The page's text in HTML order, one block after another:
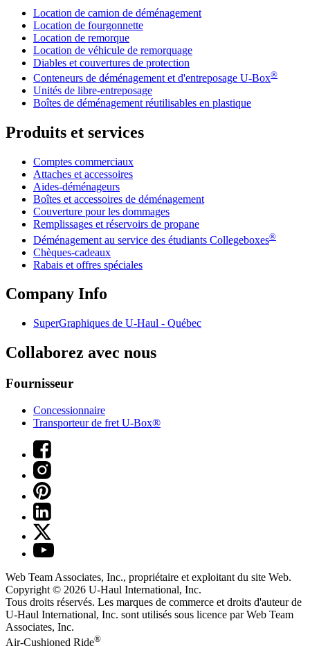
Location de camion de déménagement
Location de fourgonnette
Location de remorque
Location de véhicule de remorquage
Diables et couvertures de protection
Conteneurs de déménagement et d'entreposage U-Box®
Unités de libre-entreposage
Boîtes de déménagement réutilisables en plastique
Produits et services
Comptes commerciaux
Attaches et accessoires
Aides-déménageurs
Boîtes et accessoires de déménagement
Couverture pour les dommages
Remplissages et réservoirs de propane
Déménagement au service des étudiants Collegeboxes®
Chèques-cadeaux
Rabais et offres spéciales
Company Info
SuperGraphiques de U-Haul - Québec
Collaborez avec nous
Fournisseur
Concessionnaire
Transporteur de fret U-Box®
Web Team Associates, Inc., propriétaire et exploitant du site Web.
Copyright © 2026 U-Haul International, Inc.
Tous droits réservés. Les marques de commerce et droits d'auteur de
U-Haul International, Inc. sont utilisés sous licence par Web Team
Associates, Inc.
Air-Cushioned Ride®